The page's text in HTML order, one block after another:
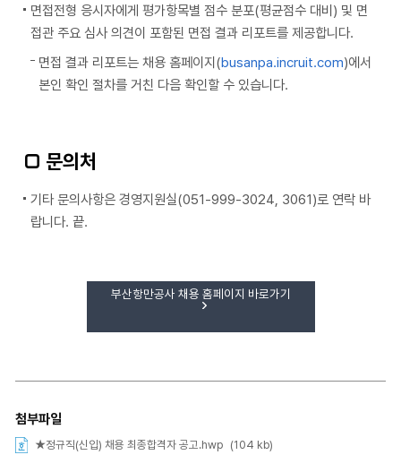
면접전형 응시자에게 평가항목별 점수 분포(평균점수 대비) 및 면
접관 주요 심사 의견이 포함된 면접 결과 리포트를 제공합니다.
면접 결과 리포트는 채용 홈페이지(busanpa.incruit.com)에서
본인 확인 절차를 거친 다음 확인할 수 있습니다.
□ 문의처
기타 문의사항은 경영지원실(051-999-3024, 3061)로 연락 바
랍니다. 끝.
부산항만공사 채용 홈페이지 바로가기
첨부파일
★정규직(신입) 채용 최종합격자 공고.hwp (104 kb)